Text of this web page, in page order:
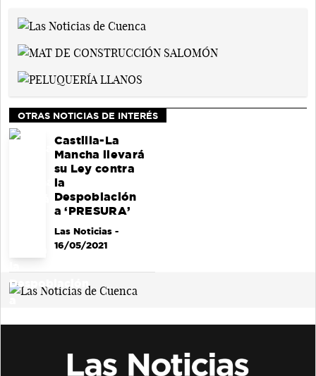
OTRAS NOTICIAS DE INTERÉS
Castilla-La
Mancha llevará
su Ley contra
la
Despoblación
a ‘PRESURA’
Las Noticias-
16/05/2021